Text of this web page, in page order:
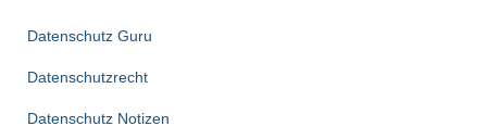
Datenschutz Guru
Datenschutzrecht
Datenschutz Notizen